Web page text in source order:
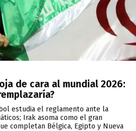
de cara al mundial 2026:
estudia el reglamento ante la
Irak asoma como el gran
completan Bélgica, Egipto y Nueva